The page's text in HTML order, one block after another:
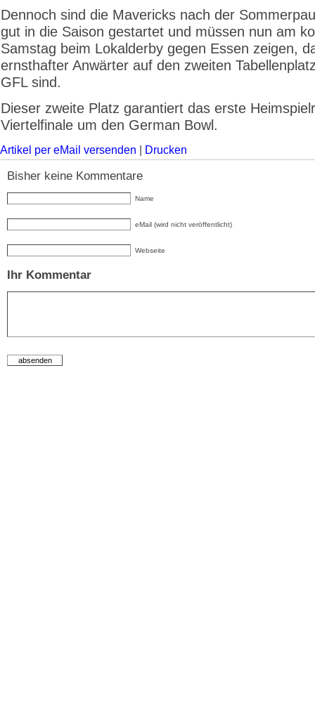
Dennoch sind die Mavericks nach der
gut in die Saison gestartet und müssen nun am
Samstag beim Lokalderby gegen Essen zeigen,
ernsthafter Anwärter auf den zweiten
GFL sind.
Dieser zweite Platz garantiert das erste
Viertelfinale um den German Bowl.
Artikel per eMail versenden Drucken
Bisher keine Kommentare
Name
eMail (wird nicht veröffentlicht)
Webseite
Ihr Kommentar